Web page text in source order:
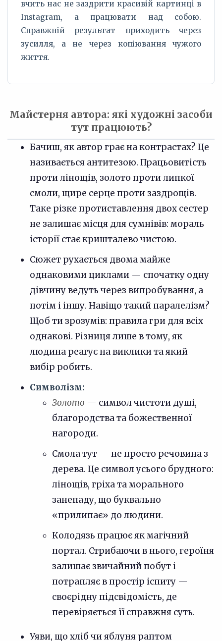
вчить нас не заздрити красивій картинці в
Instagram, а працювати над собою.
Справжній результат приходить через
зусилля, а не через копіювання чужого
життя.
Майстерня автора: які художні засоби
тут працюють?
Бачиш, як автор грає на контрастах? Це
називається антитезою. Працьовитість
проти лінощів, золото проти липкої
смоли, щире серце проти заздрощів.
Таке різке протиставлення двох сестер
не залишає місця для сумнівів: мораль
історії стає кришталево чистою.
Сюжет рухається двома майже
однаковими циклами — спочатку одну
дівчину ведуть через випробування, а
потім і іншу. Навіщо такий паралелізм?
Щоб ти зрозумів: правила гри для всіх
однакові. Різниця лише в тому, як
людина реагує на виклики та який
вибір робить.
Символізм:
Золото — символ чистоти душі,
благородства та божественної
нагороди.
Смола тут — не просто речовина з
дерева. Це символ усього брудного:
лінощів, гріха та морального
занепаду, що буквально
«прилипає» до людини.
Колодязь працює як магічний
портал. Стрибаючи в нього, героїня
залишає звичайний побут і
потрапляє в простір іспиту —
своєрідну підсвідомість, де
перевіряється її справжня суть.
Уяви, що хліб чи яблуня раптом